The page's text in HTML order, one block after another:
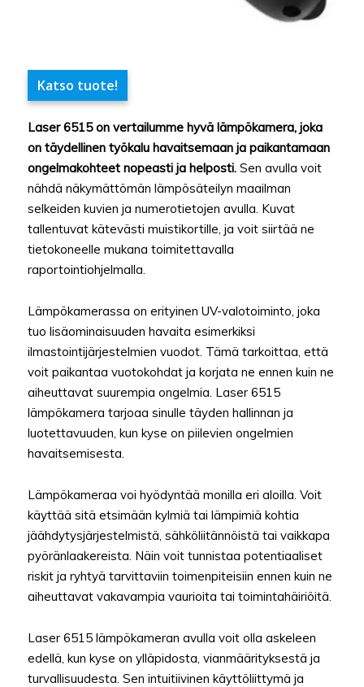
Katso tuote!
Laser 6515 on vertailumme hyvä lämpökamera, joka
on täydellinen työkalu havaitsemaan ja paikantamaan
ongelmakohteet nopeasti ja helposti. Sen avulla voit
nähdä näkymättömän lämpösäteilyn maailman
selkeiden kuvien ja numerotietojen avulla. Kuvat
tallentuvat kätevästi muistikortille, ja voit siirtää ne
tietokoneelle mukana toimitettavalla
raportointiohjelmalla.
Lämpökamerassa on erityinen UV-valotoiminto, joka
tuo lisäominaisuuden havaita esimerkiksi
ilmastointijärjestelmien vuodot. Tämä tarkoittaa, että
voit paikantaa vuotokohdat ja korjata ne ennen kuin ne
aiheuttavat suurempia ongelmia. Laser 6515
lämpökamera tarjoaa sinulle täyden hallinnan ja
luotettavuuden, kun kyse on piilevien ongelmien
havaitsemisesta.
Lämpökameraa voi hyödyntää monilla eri aloilla. Voit
käyttää sitä etsimään kylmiä tai lämpimiä kohtia
jäähdytysjärjestelmistä, sähköliitännöistä tai vaikkapa
pyöränlaakereista. Näin voit tunnistaa potentiaaliset
riskit ja ryhtyä tarvittaviin toimenpiteisiin ennen kuin ne
aiheuttavat vakavampia vaurioita tai toimintahäiriöitä.
Laser 6515 lämpökameran avulla voit olla askeleen
edellä, kun kyse on ylläpidosta, vianmäärityksestä ja
turvallisuudesta. Sen intuitiivinen käyttöliittymä ja